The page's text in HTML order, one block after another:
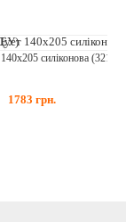
1783 грн.